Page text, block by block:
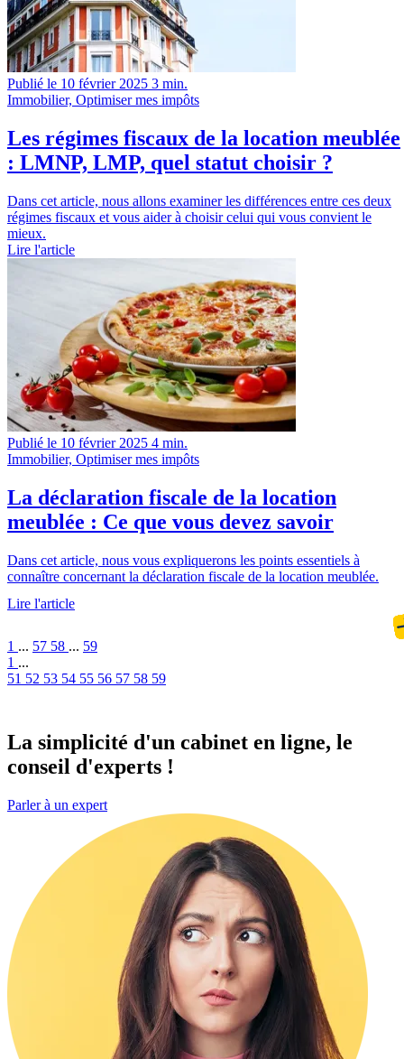
Publié le 10 février 2025 3 min.
Immobilier, Optimiser mes impôts
Les régimes fiscaux de la location meublée
: LMNP, LMP, quel statut choisir ?
Dans cet article, nous allons examiner les différences entre ces deux
régimes fiscaux et vous aider à choisir celui qui vous convient le
mieux.
Lire l'article
Publié le 10 février 2025 4 min.
Immobilier, Optimiser mes impôts
La déclaration fiscale de la location
meublée : Ce que vous devez savoir
Dans cet article, nous vous expliquerons les points essentiels à
connaître concernant la déclaration fiscale de la location meublée.
Lire l'article
1 ... 57 58 ... 59
1 ...
51 52 53 54 55 56 57 58 59
La simplicité d'un cabinet en ligne, le
conseil d'experts !
Parler à un expert